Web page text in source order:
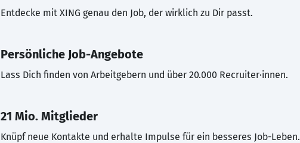
Entdecke mit XING genau den Job, der wirklich zu Dir passt.
Persönliche Job-Angebote
Lass Dich finden von Arbeitgebern und über 20.000 Recruiter·innen.
21 Mio. Mitglieder
Knüpf neue Kontakte und erhalte Impulse für ein besseres Job-Leben.